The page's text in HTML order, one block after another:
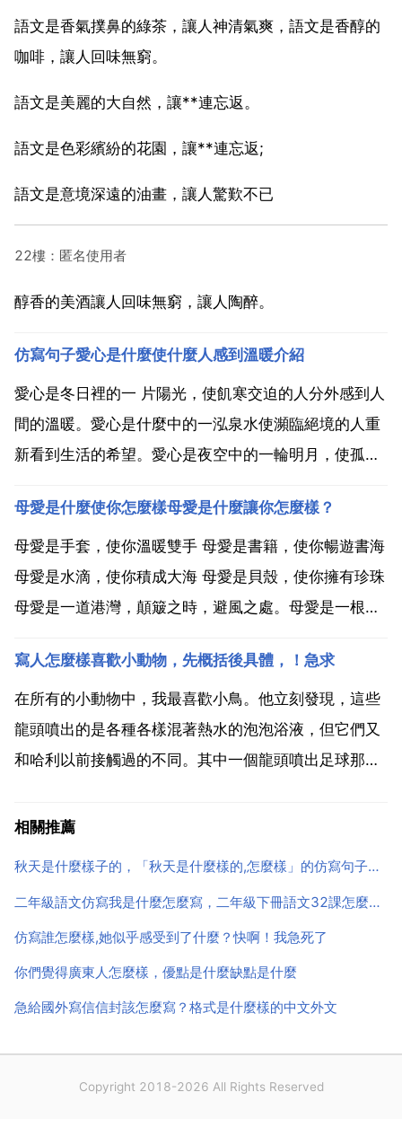
語文是香氣撲鼻的綠茶，讓人神清氣爽，語文是香醇的
咖啡，讓人回味無窮。
語文是美麗的大自然，讓**連忘返。
語文是色彩繽紛的花園，讓**連忘返;
語文是意境深遠的油畫，讓人驚歎不已
22樓：匿名使用者
醇香的美酒讓人回味無窮，讓人陶醉。
仿寫句子愛心是什麼使什麼人感到溫暖介紹
愛心是冬日裡的一 片陽光，使飢寒交迫的人分外感到人
間的溫暖。愛心是什麼中的一泓泉水使瀕臨絕境的人重
新看到生活的希望。愛心是夜空中的一輪明月，使孤獨
雨，使情感枯萎的人特別感到情感的滋潤。愛心是夏日
裡的一陣清風，使心急如焚的人感到無比的涼爽。愛心
是黑夜裡的一...
母愛是什麼使你怎麼樣母愛是什麼讓你怎麼樣？
母愛是手套，使你溫暖雙手 母愛是書籍，使你暢遊書海
母愛是水滴，使你積成大海 母愛是貝殼，使你擁有珍珠
母愛是一道港灣，顛簸之時，避風之處。母愛是一根柺
讓 連忘返，這種愛就是母愛 有一種人完成著自己無怨
無悔的奉獻，這種人就是母親。母愛永遠是人類亙古...
寫人怎麼樣喜歡小動物，先概括後具體，！急求
在所有的小動物中，我最喜歡小鳥。他立刻發現，這些
龍頭噴出的是各種各樣混著熱水的泡泡浴液，但它們又
和哈利以前接觸過的不同。其中一個龍頭噴出足球那麼
又厚的泡沫 哈利覺得如果他釐意試一下，這些泡沫準會
相關推薦
秋天是什麼樣子的，「秋天是什麼樣的,怎麼樣」的仿寫句子有哪些？
二年級語文仿寫我是什麼怎麼寫，二年級下冊語文32課怎麼仿寫，就寫我的夢。
仿寫誰怎麼樣,她似乎感受到了什麼？快啊！我急死了
你們覺得廣東人怎麼樣，優點是什麼缺點是什麼
急給國外寫信信封該怎麼寫？格式是什麼樣的中文外文
Copyright 2018-2026 All Rights Reserved